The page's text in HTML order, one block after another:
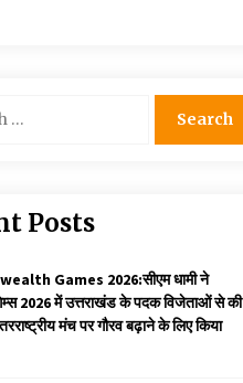
Posts
Games 2026:सीएम धामी ने
2026 में उत्तराखंड के पदक विजेताओं से की
मंच पर गौरव बढ़ाने के लिए किया